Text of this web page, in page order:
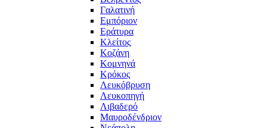
Γαλατινή
Εμπόριον
Εράτυρα
Κλείτος
Κοζάνη
Κομνηνά
Κρόκος
Λευκόβρυση
Λευκοπηγή
Λιβαδερό
Μαυροδένδριον